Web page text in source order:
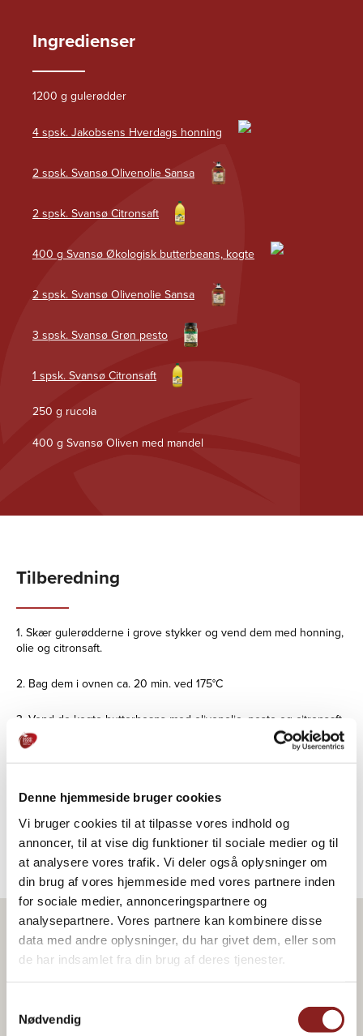
Denne hjemmeside bruger cookies
Vi bruger cookies til at tilpasse vores indhold og
annoncer, til at vise dig funktioner til sociale medier og til
at analysere vores trafik. Vi deler også oplysninger om
din brug af vores hjemmeside med vores partnere inden
for sociale medier, annonceringspartnere og
analysepartnere. Vores partnere kan kombinere disse
data med andre oplysninger, du har givet dem, eller som
de har indsamlet fra din brug af deres tjenester.
Nødvendig
Ingredienser
1200 g gulerødder
4 spsk. Jakobsens Hverdags honning
2 spsk. Svansø Olivenolie Sansa
2 spsk. Svansø Citronsaft
400 g Svansø Økologisk butterbeans, kogte
2 spsk. Svansø Olivenolie Sansa
3 spsk. Svansø Grøn pesto
1 spsk. Svansø Citronsaft
250 g rucola
400 g Svansø Oliven med mandel
Tilberedning
1. Skær gulerødderne i grove stykker og vend dem med honning,
olie og citronsaft.
2. Bag dem i ovnen ca. 20 min. ved 175°C
3. Vend de kogte butterbeans med olivenolie, pesto og citronsaft.
4. Anret gulerødder og butterbeans på ruccola og drys med
5. Server bagt gulerodssalat som tilbehør til kød eller fisk, eller
som selvstændig ret med f.eks. brød og pesto.
Produkt i opskriften